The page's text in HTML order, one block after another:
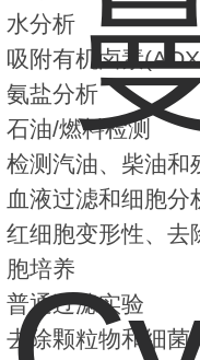
水分析
吸附有机卤素
氨盐分析
石油/燃料检测
检测汽油、柴油和
血液过滤和细胞分
红细胞变形性、去
胞培养
普通过滤实验
去除颗粒物和细菌